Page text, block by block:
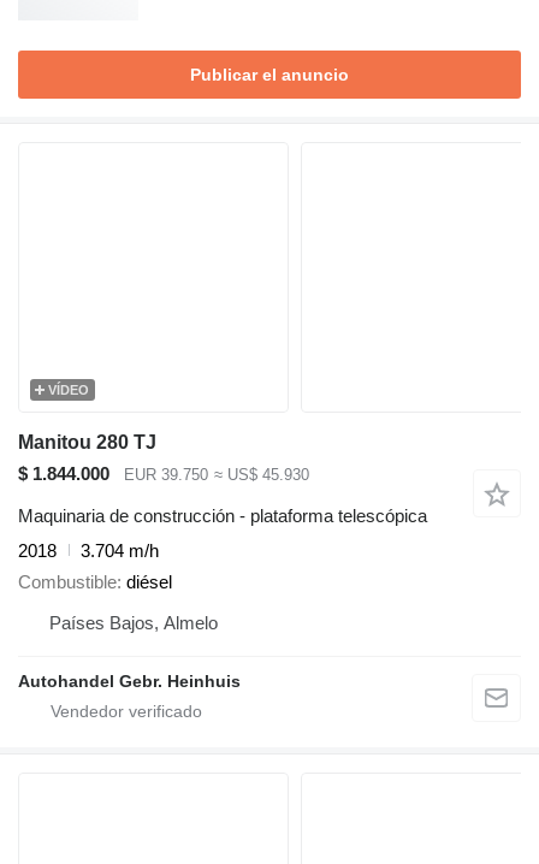
Publicar el anuncio
VÍDEO
Manitou 280 TJ
$ 1.844.000
EUR 39.750 ≈ US$ 45.930
Maquinaria de construcción - plataforma telescópica
2018
3.704 m/h
Combustible diésel
Países Bajos, Almelo
Autohandel Gebr. Heinhuis